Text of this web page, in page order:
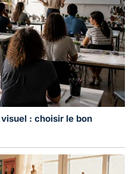
: choisir le bon